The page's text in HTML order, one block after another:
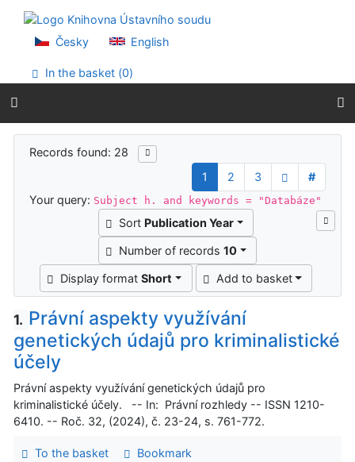
Go to menu
Accessibility declaration
Česky English
In the basket (0)
Search results
Records found: 28
1
2 3
#
Your query: Subject h. and keywords = "Databáze"
Sort Publication Year
Number of records 10
Display formatShort Add to basket
1. Právní aspekty využívání
genetických údajů pro kriminalistické
účely
Právní aspekty využívání genetických údajů pro
kriminalistické účely. -- In: Právní rozhledy -- ISSN 1210-
6410. -- Roč. 32, (2024), č. 23-24, s. 761-772.
To the basket
Bookmark